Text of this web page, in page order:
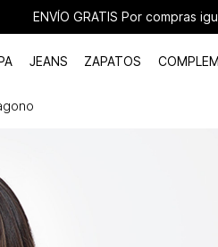
ENVÍO GRATIS Por compras
JEANS ZAPATOS